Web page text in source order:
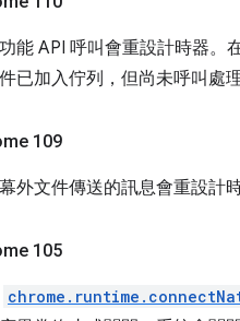
能 API 呼叫會重設計時器。
已加入佇列，但尚未呼叫處
109
外文件傳送的訊息會重設計時
105